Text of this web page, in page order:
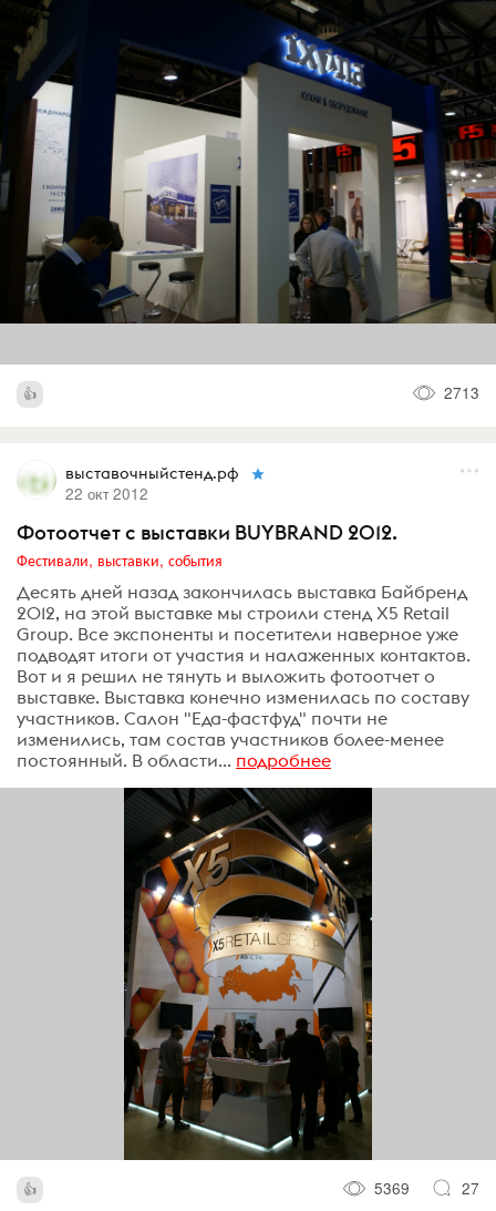
2713
выставочныйстенд.рф
22 окт 2012
Фотоотчет с выставки BUYBRAND 2012.
Фестивали, выставки, события
Десять дней назад закончилась выставка Байбренд
2012, на этой выставке мы строили стенд X5 Retail
Group. Все экспоненты и посетители наверное уже
подводят итоги от участия и налаженных контактов.
Вот и я решил не тянуть и выложить фотоотчет о
выставке. Выставка конечно изменилась по составу
участников. Салон "Еда-фастфуд" почти не
изменились, там состав участников более-менее
постоянный. В области... подробнее
5369 27